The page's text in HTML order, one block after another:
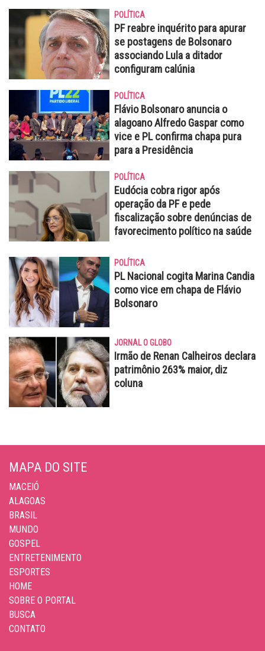
POLÍTICA
PF reabre inquérito para apurar
se postagens de Bolsonaro
associando Lula a ditador
configuram calúnia
POLÍTICA
Flávio Bolsonaro anuncia o
alagoano Alfredo Gaspar como
vice e PL confirma chapa pura
para a Presidência
POLÍTICA
Eudócia cobra rigor após
operação da PF e pede
fiscalização sobre denúncias de
favorecimento político na saúde
POLÍTICA
PL Nacional cogita Marina Candia
como vice em chapa de Flávio
Bolsonaro
JORNAL O GLOBO
Irmão de Renan Calheiros declara
patrimônio 263% maior, diz
coluna
MAPA DO SITE
MACEIÓ
ALAGOAS
BRASIL
MUNDO
GOSPEL
ENTRETENIMENTO
ESPORTES
HOME
SOBRE O PORTAL
BUSCA
CONTATO